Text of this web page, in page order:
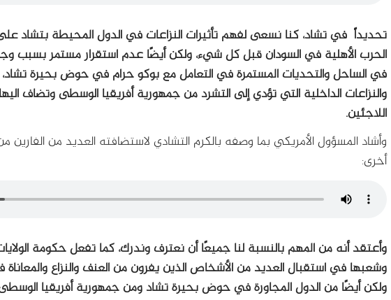
تحديداً في تشاد، كنا نسعى لفهم تأثيرات النزاعات في الدول المحيطة بتشاد
الحرب الأهلية في السودان قبل كل شيء، ولكن أيضًا عدم استقرار مستمر بسبب
في الساحل والتحديات المستمرة في التعامل مع بوكو حرام في حوض بحيرة تشاد،
والنزاعات الداخلية التي تؤدي إلى التشرد من جمهورية أفريقيا الوسطى وتضاف
اللاجئين.
وأشاد المسؤول الأمريكي بما وصفه بالكرم التشادي لاستضافته العديد من
أخرى:
وأعتقد أنه من المهم بالنسبة لنا جميعًا أن نعترف وندرك، كما تفعل حكومة
وشعبها في استقبال العديد من الأشخاص الذين يفرون من العنف والنزاع
ولكن أيضًا من الدول المجاورة في حوض بحيرة تشاد ومن جمهورية أفريقيا